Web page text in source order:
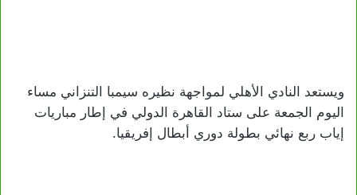
ويستعد النادي الأهلي لمواجهة نظيره سيمبا التنزاني مساء
اليوم الجمعة على ستاد القاهرة الدولي في إطار مباريات
إياب ربع نهائي بطولة دوري أبطال إفريقيا.